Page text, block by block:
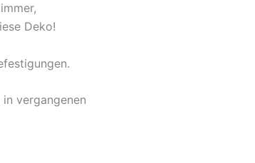
Deko!
vergangenen